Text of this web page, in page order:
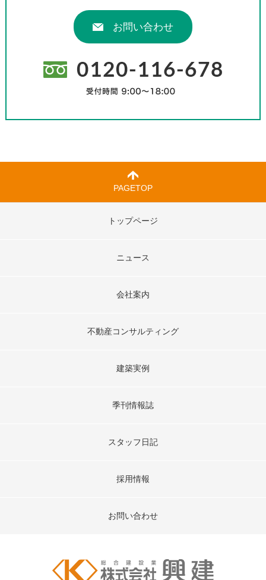
お問い合わせ
PAGETOP
トップページ
ニュース
会社案内
不動産コンサルティング
建築実例
季刊情報誌
スタッフ日記
採用情報
お問い合わせ